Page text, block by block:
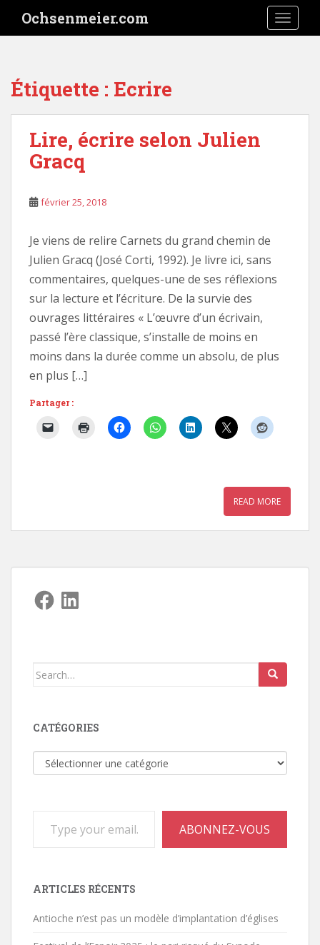
i
Ochsenmeier.com
Étiquette : Ecrire
Lire, écrire selon Julien
Gracq
février 25, 2018
Je viens de relire Carnets du grand chemin de
Julien Gracq (José Corti, 1992). Je livre ici, sans
commentaires, quelques-une de ses réflexions
sur la lecture et l’écriture. De la survie des
ouvrages littéraires « L’œuvre d’un écrivain,
passé l’ère classique, s’installe de moins en
moins dans la durée comme un absolu, de plus
en plus […]
Partager :
READ MORE
Facebook
LinkedIn
Search
CATÉGORIES
Catégories
ABONNEZ-VOUS
ARTICLES RÉCENTS
Antioche n’est pas un modèle d’implantation d’églises